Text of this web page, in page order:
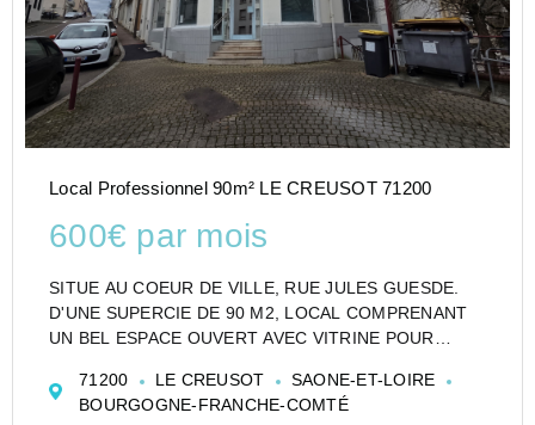
Local Professionnel 90m² LE CREUSOT 71200
600€ par mois
SITUE AU COEUR DE VILLE, RUE JULES GUESDE.
D'UNE SUPERCIE DE 90 M2, LOCAL COMPRENANT
UN BEL ESPACE OUVERT AVEC VITRINE POUR
ET 2 AUTRES BUREAUX
UN WC AVEC LAVE-MAIN.
71200 LE CREUSOT
SAONE-ET-LOIRE
BOURGOGNE-FRANCHE-COMTÉ